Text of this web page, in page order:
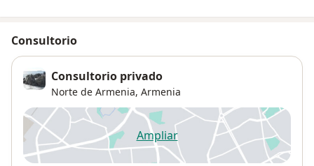
Consultorio
Consultorio privado
Norte de Armenia, Armenia
Ampliarse abre en una nueva